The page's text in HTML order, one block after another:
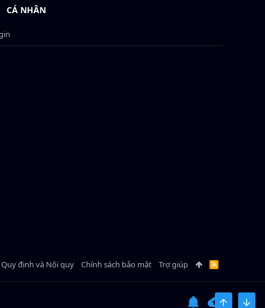
CÁ NHÂN
Quy định và Nội quy Chính sách bảo mật Trợ giúp
R
S
S